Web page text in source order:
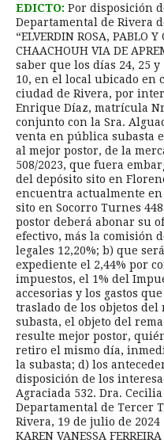
EDICTO: Por disposición
Departamental de Rivera
“ELVERDIN ROSA, PABLO
CHAACHOUH VIA DE
saber que los días 24, 25
10, en el local ubicado en
ciudad de Rivera, por
Enrique Díaz, matrícula
conjunto con la Sra.
venta en pública subasta
al mejor postor, de la
508/2023, que fuera
del depósito sito en
encuentra actualmente
sito en Socorro Turnes
postor deberá abonar su
efectivo, más la comisión
legales 12,20%; b) que
expediente el 2,44% por
impuestos, el 1% del
accesorias y los gastos
traslado de los objetos
subasta, el objeto del
resulte mejor postor,
retiro el mismo día,
la subasta; d) los
disposición de los
Agraciada 532. Dra.
Departamental de Tercer
Rivera, 19 de julio de 2024
KAREN VANESSA